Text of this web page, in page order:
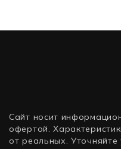
Сайт носит
офертой.
от реальных.